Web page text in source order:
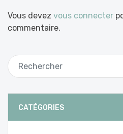
Vous devez vous connecter
commentaire.
CATÉGORIES